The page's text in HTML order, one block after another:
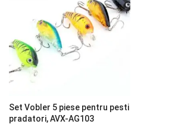
Set Vobler 5 piese pentru pesti
pradatori, AVX-AG103